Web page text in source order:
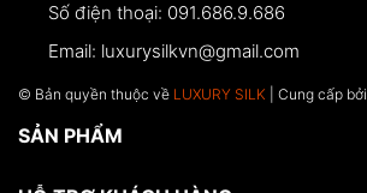
Số điện thoại: 091.686.9.686
Email: luxurysilkvn@gmail.com
© Bản quyền thuộc về LUXURY SILK | Cung cấp bởi
SẢN PHẨM